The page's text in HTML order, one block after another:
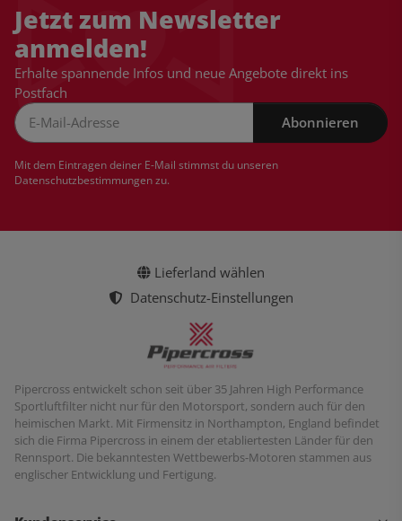
Jetzt zum Newsletter
anmelden!
Erhalte spannende Infos und neue Angebote direkt ins
Postfach
Abonnieren
Mit dem Eintragen deiner E-Mail stimmst du unseren
Datenschutzbestimmungenzu.
Lieferland wählen
Datenschutz-Einstellungen
Pipercross entwickelt schon seit über 35 Jahren High Performance
Sportluftfilter nicht nur für den Motorsport, sondern auch für den
heimischen Markt. Mit Firmensitz in Northampton, England befindet
sich die Firma Pipercross in einem der etabliertesten Länder für den
Rennsport. Die bekanntesten Wettbewerbs-Motoren stammen aus
englischer Entwicklung und Fertigung.